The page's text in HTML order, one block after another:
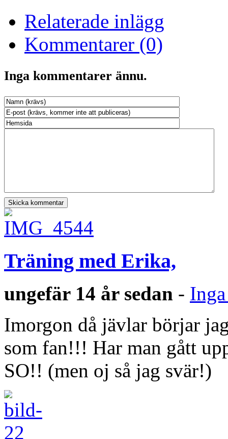
Relaterade inlägg
Kommentarer (0)
Inga kommentarer ännu.
Träning med Erika,
ungefär 14 år sedan -
Imorgon då jävlar börjar
som fan!!! Har man gått
SO!! (men oj så jag svär!)